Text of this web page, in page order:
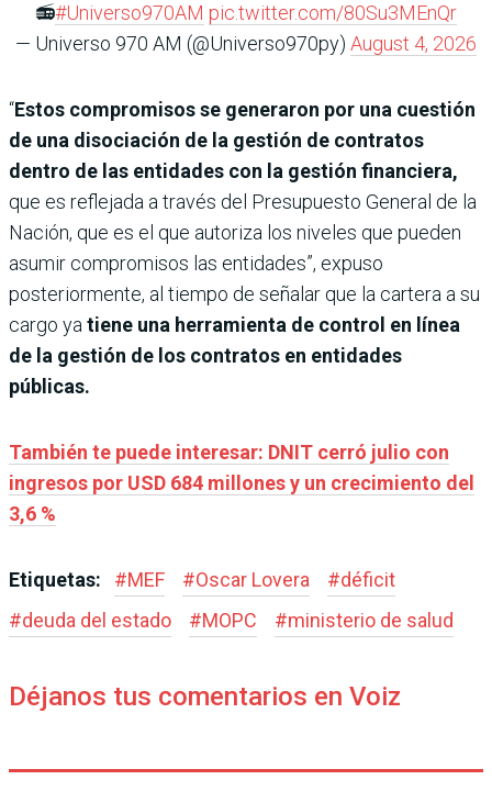
📻#Universo970AM pic.twitter.com/80Su3MEnQr
— Universo 970 AM (@Universo970py) August 4, 2026
“Estos compromisos se generaron por una cuestión
de una disociación de la gestión de contratos
dentro de las entidades con la gestión financiera,
que es reflejada a través del Presupuesto General de la
Nación, que es el que autoriza los niveles que pueden
asumir compromisos las entidades”, expuso
posteriormente, al tiempo de señalar que la cartera a su
cargo yatiene una herramienta de control en línea
de la gestión de los contratos en entidades
públicas.
También te puede interesar: DNIT cerró julio con
ingresos por USD 684 millones y un crecimiento del
3,6 %
Etiquetas: #MEF #Oscar Lovera #déficit
#deuda del estado #MOPC #ministerio de salud
Déjanos tus comentarios en Voiz